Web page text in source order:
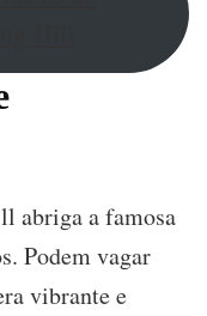
abriga a famosa
Podem vagar
vibrante e